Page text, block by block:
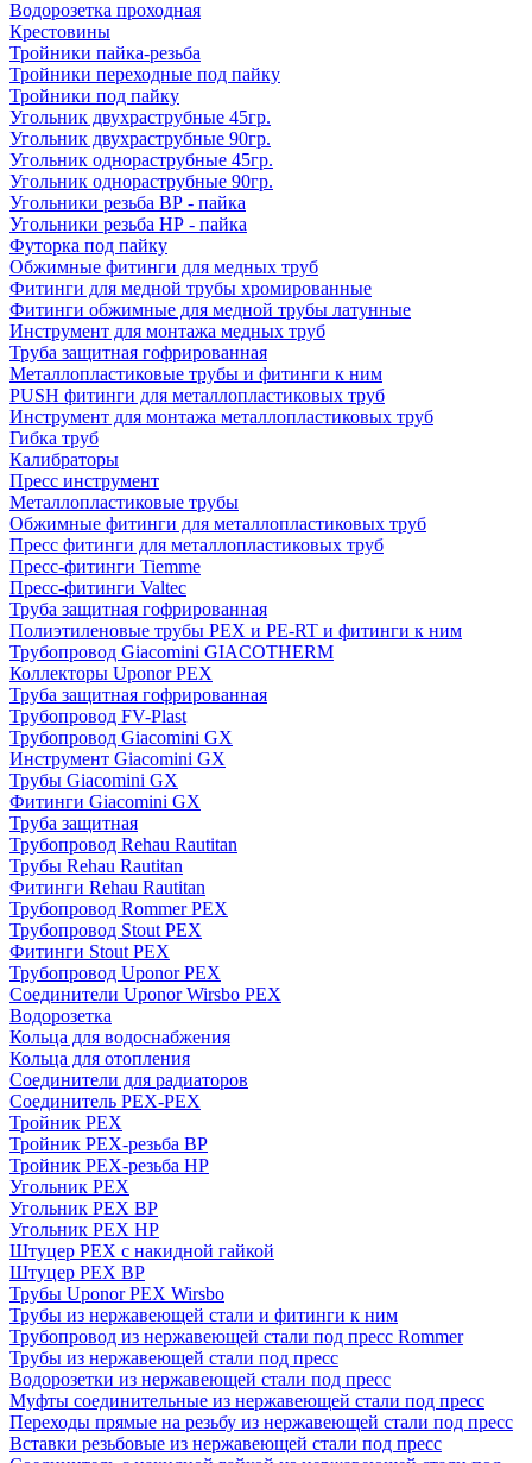
Водорозетка проходная
Крестовины
Тройники пайка-резьба
Тройники переходные под пайку
Тройники под пайку
Угольник двухраструбные 45гр.
Угольник двухраструбные 90гр.
Угольник однораструбные 45гр.
Угольник однораструбные 90гр.
Угольники резьба ВР - пайка
Угольники резьба НР - пайка
Футорка под пайку
Обжимные фитинги для медных труб
Фитинги для медной трубы хромированные
Фитинги обжимные для медной трубы латунные
Инструмент для монтажа медных труб
Труба защитная гофрированная
Металлопластиковые трубы и фитинги к ним
PUSH фитинги для металлопластиковых труб
Инструмент для монтажа металлопластиковых труб
Гибка труб
Калибраторы
Пресс инструмент
Металлопластиковые трубы
Обжимные фитинги для металлопластиковых труб
Пресс фитинги для металлопластиковых труб
Пресс-фитинги Tiemme
Пресс-фитинги Valtec
Труба защитная гофрированная
Полиэтиленовые трубы PEX и PE-RT и фитинги к ним
Трубопровод Giacomini GIACOTHERM
Коллекторы Uponor PEX
Труба защитная гофрированная
Трубопровод FV-Plast
Трубопровод Giacomini GX
Инструмент Giacomini GX
Трубы Giacomini GX
Фитинги Giacomini GX
Труба защитная
Трубопровод Rehau Rautitan
Трубы Rehau Rautitan
Фитинги Rehau Rautitan
Трубопровод Rommer PEX
Трубопровод Stout PEX
Фитинги Stout PEX
Трубопровод Uponor PEX
Соединители Uponor Wirsbo PEX
Водорозетка
Кольца для водоснабжения
Кольца для отопления
Соединители для радиаторов
Соединитель PEX-PEX
Тройник PEX
Тройник PEX-резьба ВР
Тройник PEX-резьба НР
Угольник PEX
Угольник PEX ВР
Угольник PEX НР
Штуцер PEX c накидной гайкой
Штуцер PEX ВР
Трубы Uponor PEX Wirsbo
Трубы из нержавеющей стали и фитинги к ним
Трубопровод из нержавеющей стали под пресс Rommer
Трубы из нержавеющей стали под пресс
Водорозетки из нержавеющей стали под пресс
Муфты соединительные из нержавеющей стали под пресс
Переходы прямые на резьбу из нержавеющей стали под пресс
Вставки резьбовые из нержавеющей стали под пресс